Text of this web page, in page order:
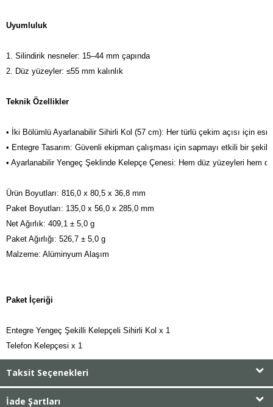
Uyumluluk
1. Silindirik nesneler: 15–44 mm çapında
2. Düz yüzeyler: ≤55 mm kalınlık
Teknik Özellikler
• İki Bölümlü Ayarlanabilir Sihirli Kol (57 cm): Her türlü çekim açısı için
• Entegre Tasarım: Güvenli ekipman çalışması için sapmayı etkili bir
• Ayarlanabilir Yengeç Şeklinde Kelepçe Çenesi: Hem düz yüzeyleri hem
Ürün Boyutları: 816,0 x 80,5 x 36,8 mm
Paket Boyutları: 135,0 x 56,0 x 285,0 mm
Net Ağırlık: 409,1 ± 5,0 g
Paket Ağırlığı: 526,7 ± 5,0 g
Paket İçeriği
Entegre Yengeç Şekilli Kelepçeli Sihirli Kol x 1
Telefon Kelepçesi x 1
Taksit Seçenekleri
İade Şartları